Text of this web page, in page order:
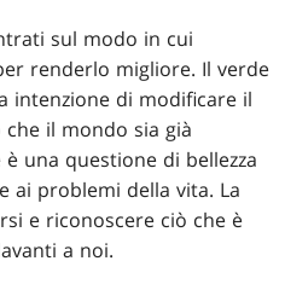
sul modo in cui
renderlo migliore. Il verde
intenzione di modificare il
il mondo sia già
una questione di bellezza
ai problemi della vita. La
e riconoscere ciò che è
a noi.